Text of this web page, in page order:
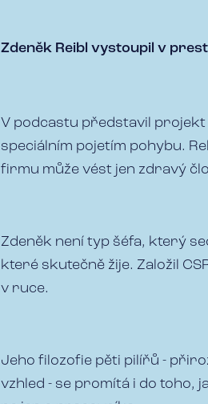
Zdeněk Reibl vystoupil v
V podcastu představil projekt
speciálním pojetím pohybu.
firmu může vést jen zdravý
Zdeněk není typ šéfa, který
které skutečně žije. Založil
v ruce.
Jeho filozofie pěti pilířů -
vzhled - se promítá i do toho,